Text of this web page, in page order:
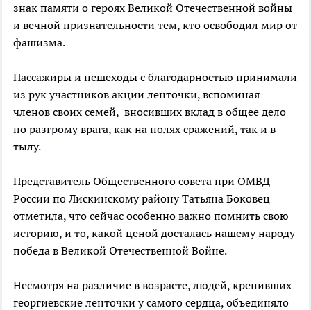
знак памяти о героях Великой Отечественной войны
и вечной признательности тем, кто освободил мир от
фашизма.
Пассажиры и пешеходы с благодарностью принимали
из рук участников акции ленточки, вспоминая
членов своих семей, вносивших вклад в общее дело
по разгрому врага, как на полях сражений, так и в
тылу.
Представитель Общественного совета при ОМВД
России по Лискинскому району Татьяна Боковец
отметила, что сейчас особенно важно помнить свою
историю, и то, какой ценой досталась нашему народу
победа в Великой Отечественной Войне.
Несмотря на различие в возрасте, людей, крепивших
георгиевские ленточки у самого сердца, объединяло